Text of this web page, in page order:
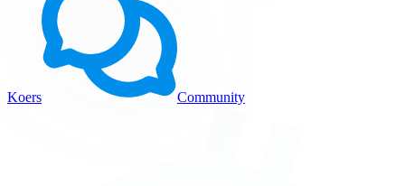
Koers Community